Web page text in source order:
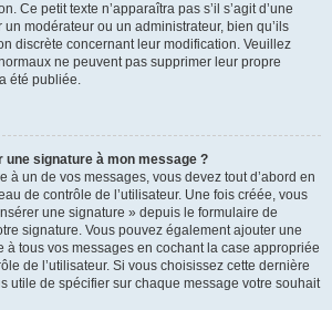
Ce petit texte n’apparaîtra pas s’il s’agit d’une
modérateur ou un administrateur, bien qu’ils
discrète concernant leur modification. Veuillez
ne peuvent pas supprimer leur propre
été publiée.
signature à mon message ?
à un de vos messages, vous devez tout d’abord en
de contrôle de l’utilisateur. Une fois créée, vous
une signature » depuis le formulaire de
signature. Vous pouvez également ajouter une
à tous vos messages en cochant la case appropriée
de l’utilisateur. Si vous choisissez cette dernière
utile de spécifier sur chaque message votre souhait